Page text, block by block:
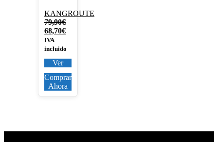
KANGROUTE
79,90€
El
precio
original
79,90€.
68,70€El
actual
IVA
incluido
Ver
Comprar
Ahora